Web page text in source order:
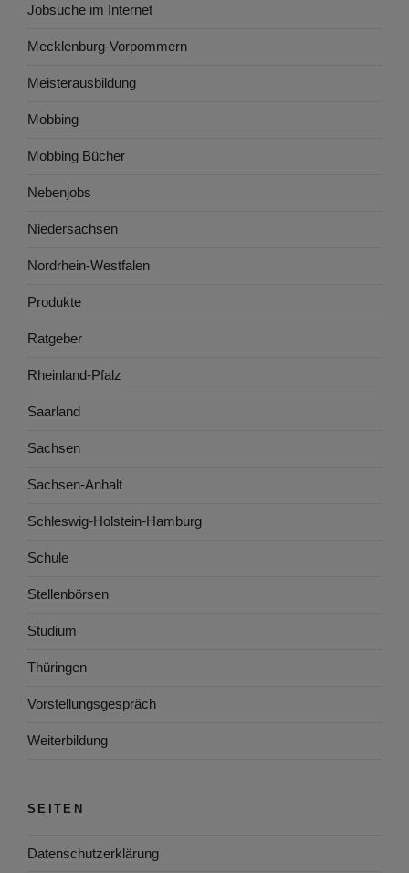
Jobsuche im Internet
Mecklenburg-Vorpommern
Meisterausbildung
Mobbing
Mobbing Bücher
Nebenjobs
Niedersachsen
Nordrhein-Westfalen
Produkte
Ratgeber
Rheinland-Pfalz
Saarland
Sachsen
Sachsen-Anhalt
Schleswig-Holstein-Hamburg
Schule
Stellenbörsen
Studium
Thüringen
Vorstellungsgespräch
Weiterbildung
SEITEN
Datenschutzerklärung